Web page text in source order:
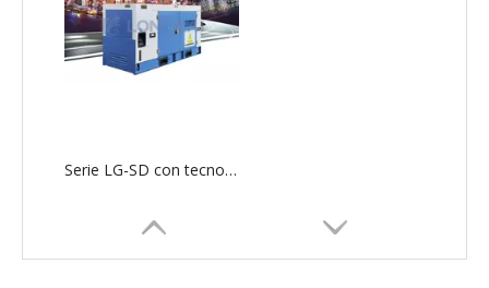
Serie LG-SD con tecnología SDEC